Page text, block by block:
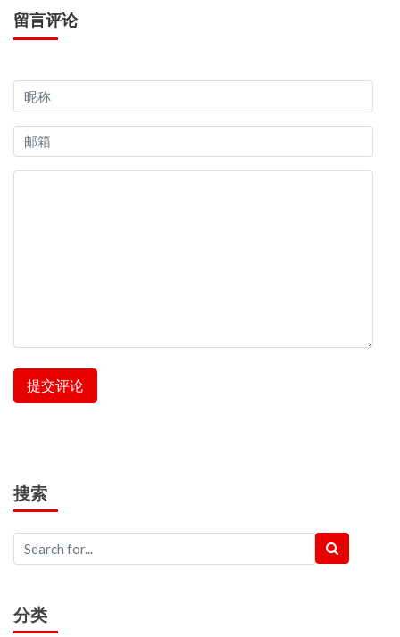
留言评论
提交评论
搜索
分类